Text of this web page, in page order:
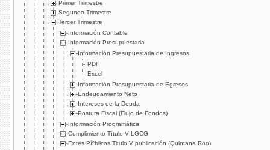
Primer Trimestre
Segundo Trimestre
Tercer Trimestre
Información Contable
Información Presupuestaria
Información Presupuestaria de Ingresos
PDF
Excel
Información Presupuestaria de Egresos
Endeudamiento Neto
Intereses de la Deuda
Postura Fiscal (Flujo de Fondos)
Información Programática
Cumplimiento Tí­tulo V LGCG
Entes Píºblicos Titulo V publicación (Quintana Roo)